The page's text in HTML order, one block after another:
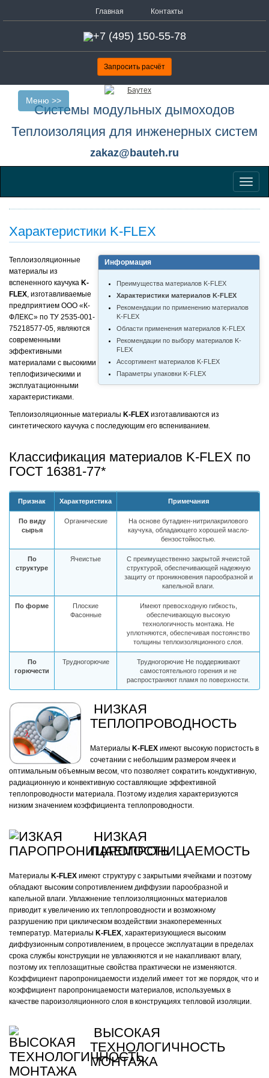
Главная Контакты
+7 (495) 150-55-78
Запросить расчёт
Системы модульных дымоходов
Теплоизоляция для инженерных систем
zakaz@bauteh.ru
Меню
Меню >>
Характеристики K-FLEX
Информация
Преимущества материалов K-FLEX
Характеристики материалов K-FLEX
Рекомендации по применению материалов
K-FLEX
Области применения материалов K-FLEX
Рекомендации по выбору материалов K-
FLEX
Ассортимент материалов K-FLEX
Параметры упаковки K-FLEX
Теплоизоляционные
материалы из
вспененного каучука K-
FLEX, изготавливаемые
предприятием ООО «К-
ФЛЕКС» по ТУ 2535-001-
75218577-05, являются
современными
эффективными
материалами с высокими
теплофизическими и
эксплуатационными
характеристиками.
Теплоизоляционные материалы K-FLEX изготавливаются из
синтетического каучука с последующим его вспениванием.
Классификация материалов K-FLEX по
ГОСТ 16381-77*
Признак Характеристика Примечания
По виду
сырья
Органические
На основе бутадиен-нитрилакрилового
каучука, обладающего хорошей масло-
бензостойкостью.
По
структуре
Ячеистые
С преимущественно закрытой ячеистой
структурой, обеспечивающей надежную
защиту от проникновения парообразной и
капельной влаги.
По форме
Плоские
Фасонные
Имеют превосходную гибкость,
обеспечивающую высокую
технологичность монтажа. Не
уплотняются, обеспечивая постоянство
толщины теплоизоляционного слоя.
По
горючести
Трудногорючие
Трудногорючие Не поддерживают
самостоятельного горения и не
распространяют пламя по поверхности.
НИЗКАЯ
ТЕПЛОПРОВОДНОСТЬ
Материалы K-FLEX имеют высокую пористость в
сочетании с небольшим размером ячеек и
оптимальным объемным весом, что позволяет сократить кондуктивную,
радиационную и конвективную составляющие эффективной
теплопроводности материала. Поэтому изделия характеризуются
низким значением коэффициента теплопроводности.
НИЗКАЯ
ПАРОПРОНИЦАЕМОСТЬ
Материалы K-FLEX имеют структуру с закрытыми ячейками и поэтому
обладают высоким сопротивлением диффузии парообразной и
капельной влаги. Увлажнение теплоизоляционных материалов
приводит к увеличению их теплопроводности и возможному
разрушению при циклическом воздействии знакопеременных
температур. Материалы K-FLEX, характеризующиеся высоким
диффузионным сопротивлением, в процессе эксплуатации в пределах
срока службы конструкции не увлажняются и не накапливают влагу,
поэтому их теплозащитные свойства практически не изменяются.
Коэффициент паропроницаемости изделий имеет тот же порядок, что и
коэффициент паропроницаемости материалов, используемых в
качестве пароизоляционного слоя в конструкциях тепловой изоляции.
ВЫСОКАЯ
ТЕХНОЛОГИЧНОСТЬ
МОНТАЖА